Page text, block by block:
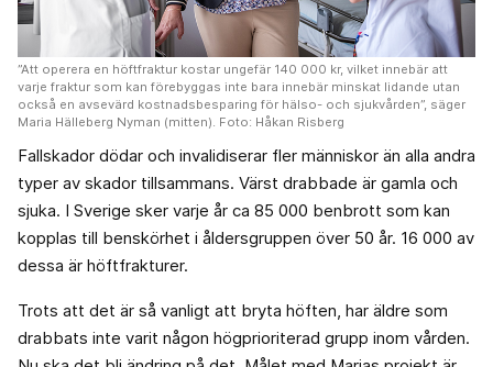
”Att operera en höftfraktur kostar ungefär 140 000 kr, vilket innebär att
varje fraktur som kan förebyggas inte bara innebär minskat lidande utan
också en avsevärd kostnadsbesparing för hälso- och sjukvården”, säger
Maria Hälleberg Nyman (mitten). Foto: Håkan Risberg
Fallskador dödar och invalidiserar fler människor än alla andra
typer av skador tillsammans. Värst drabbade är gamla och
sjuka. I Sverige sker varje år ca 85 000 benbrott som kan
kopplas till benskörhet i åldersgruppen över 50 år. 16 000 av
dessa är höftfrakturer.
Trots att det är så vanligt att bryta höften, har äldre som
drabbats inte varit någon högprioriterad grupp inom vården.